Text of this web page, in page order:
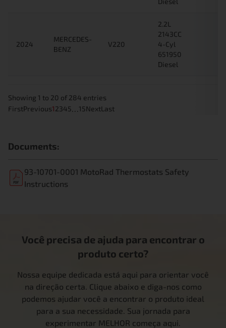
2024
MERCEDES-
BENZ
V220
2.2L
2143CC
4-Cyl
651950
Diesel
Showing 1 to 20 of 284 entries
FirstPrevious12345…15NextLast
Documents:
93-10701-0001 MotoRad Thermostats Safety
Instructions
Você precisa de ajuda para encontrar o
produto certo?
Nossa equipe dedicada está aqui para orientar você
na direção certa. Clique abaixo e diga-nos como
podemos ajudar você a encontrar o produto ideal
para a sua necessidade. Sua jornada para
experimentar MELHOR começa aqui.